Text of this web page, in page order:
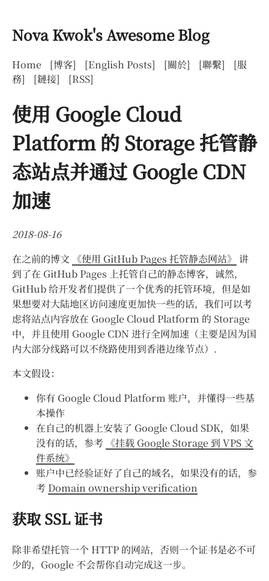
Nova Kwok's Awesome Blog
Home [博客] [English Posts] [關於] [聯繫]
[服
務]
[鏈接] [RSS]
使用 Google Cloud
Platform 的 Storage 托管静
态站点并通过 Google CDN
加速
2018-08-16
在之前的博文 《使用 GitHub Pages 托管静态网站》 讲
到了在 GitHub Pages 上托管自己的静态博客，诚然，
GitHub 给开发者们提供了一个优秀的托管环境，但是如
果想要对大陆地区访问速度更加快一些的话，我们可以考
虑将站点内容放在 Google Cloud Platform 的 Storage
中，并且使用 Google CDN 进行全网加速（主要是因为国
内大部分线路可以不绕路使用到香港边缘节点）.
本文假设：
你有 Google Cloud Platform 账户，并懂得一些基
本操作
在自己的机器上安装了 Google Cloud SDK，如果
没有的话，参考 《挂载 Google Storage 到 VPS 文
件系统》
账户中已经验证好了自己的域名，如果没有的话，参
考 Domain ownership verification
获取 SSL 证书
除非希望托管一个 HTTP 的网站，否则一个证书是必不可
少的，Google 不会帮你自动完成这一步。